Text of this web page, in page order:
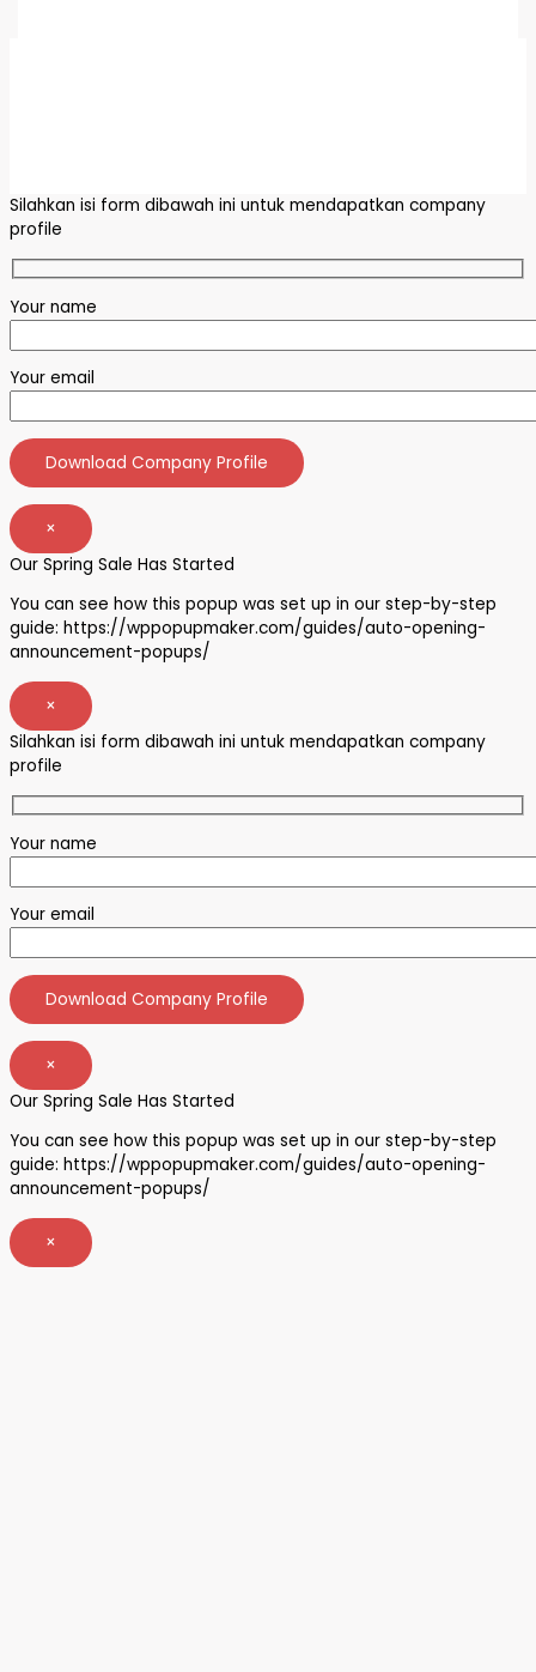
Silahkan isi form dibawah ini untuk mendapatkan company
profile
Your name
Your email
×
Our Spring Sale Has Started
You can see how this popup was set up in our step-by-step
guide: https://wppopupmaker.com/guides/auto-opening-
announcement-popups/
×
Silahkan isi form dibawah ini untuk mendapatkan company
profile
Your name
Your email
×
Our Spring Sale Has Started
You can see how this popup was set up in our step-by-step
guide: https://wppopupmaker.com/guides/auto-opening-
announcement-popups/
×